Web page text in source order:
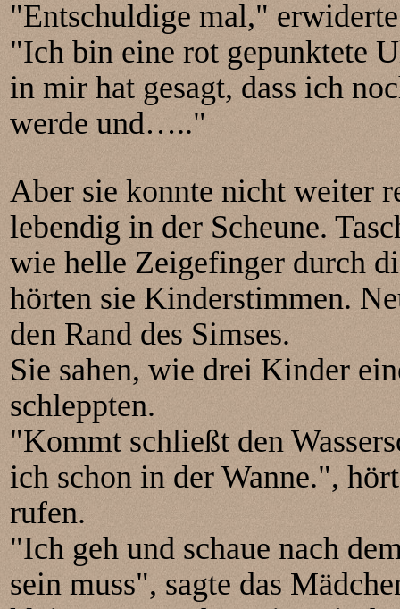
"Entschuldige mal,"
"Ich bin eine rot gepunktete
in mir hat gesagt, dass ich
werde und….."
Aber sie konnte nicht weiter
lebendig in der Scheune.
wie helle Zeigefinger durch
hörten sie Kinderstimmen.
den Rand des Simses.
Sie sahen, wie drei Kinder
schleppten.
"Kommt schließt den
ich schon in der Wanne.",
rufen.
"Ich geh und schaue nach
sein muss", sagte das